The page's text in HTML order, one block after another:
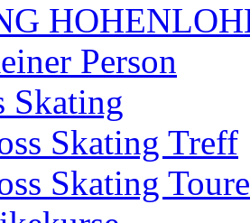
Person
Skating
Skating Treff
Skating